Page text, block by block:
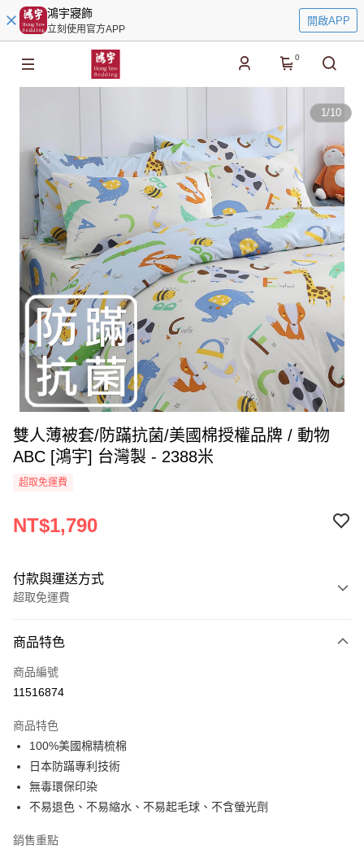
鴻宇寢飾
立刻使用官方APP
開啟APP
0
1/10
雙人薄被套/防蹣抗菌/美國棉授權品牌 / 動物
ABC [鴻宇] 台灣製 - 2388米
超取免運費
NT$1,790
付款與運送方式
超取免運費
信用卡一次付款
超商取貨付款
Apple Pay
悠遊付
Google Pay
AFTEE先享後付
商品特色
商品編號
11516874
商品特色
100%美國棉精梳棉
日本防蹣專利技術
無毒環保印染
不易退色、不易縮水、不易起毛球、不含螢光劑
銷售重點